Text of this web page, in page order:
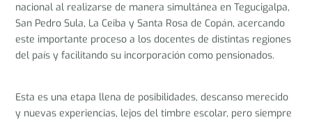
nacional al realizarse de manera simultánea en Tegucigalpa,
San Pedro Sula, La Ceiba y Santa Rosa de Copán, acercando
este importante proceso a los docentes de distintas regiones
del país y facilitando su incorporación como pensionados.
Esta es una etapa llena de posibilidades, descanso merecido
y nuevas experiencias, lejos del timbre escolar, pero siempre